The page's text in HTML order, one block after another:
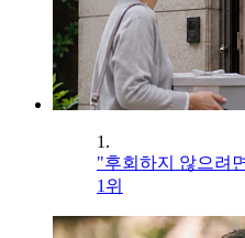
1.
"후회하지 않으려
1위